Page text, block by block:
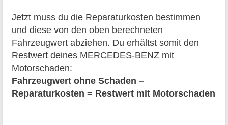
Jetzt muss du die Reparaturkosten bestimmen
und diese von den oben berechneten
Fahrzeugwert abziehen. Du erhältst somit den
Restwert deines MERCEDES-BENZ mit
Motorschaden:
Fahrzeugwert ohne Schaden –
Reparaturkosten = Restwert mit Motorschaden